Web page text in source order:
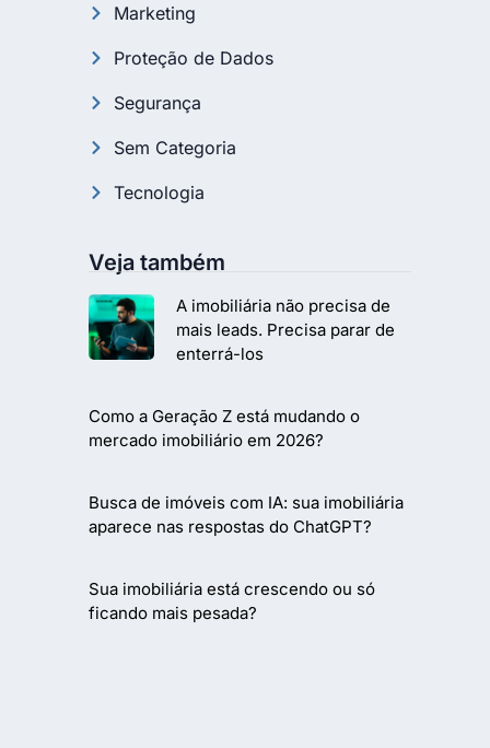
Marketing
Proteção de Dados
Segurança
Sem Categoria
Tecnologia
Veja também
A imobiliária não precisa de
mais leads. Precisa parar de
enterrá-los
Como a Geração Z está mudando o
mercado imobiliário em 2026?
Busca de imóveis com IA: sua imobiliária
aparece nas respostas do ChatGPT?
Sua imobiliária está crescendo ou só
ficando mais pesada?